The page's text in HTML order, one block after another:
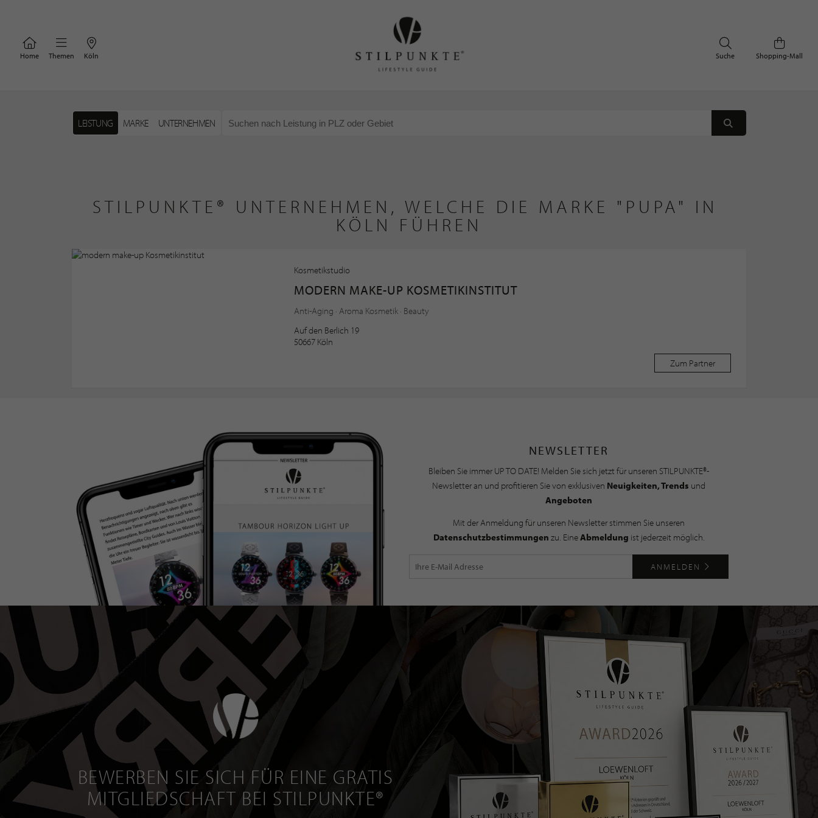
Home Themen Köln Shopping-Mall
Suche
LEISTUNG MARKE UNTERNEHMEN
STILPUNKTE® UNTERNEHMEN, WELCHE DIE MARKE "PUPA" IN
KÖLN FÜHREN
Kosmetikstudio
MODERN MAKE-UP KOSMETIKINSTITUT
Anti-Aging · Aroma Kosmetik · Beauty
Auf den Berlich 19
50667 Köln
Zum Partner
NEWSLETTER
Bleiben Sie immer UP TO DATE! Melden Sie sich jetzt für unseren STILPUNKTE®-
Newsletter an und profitieren Sie von exklusiven Neuigkeiten, Trends und
Angeboten
Mit der Anmeldung für unseren Newsletter stimmen Sie unseren
Datenschutzbestimmungen zu. EineAbmeldung ist jederzeit möglich.
ANMELDEN
BEWERBEN SIE SICH FÜR EINE GRATIS
MITGLIEDSCHAFT BEI STILPUNKTE®